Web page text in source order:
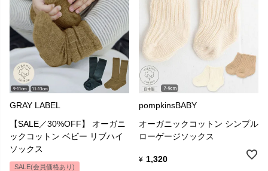
GRAY LABEL
【SALE／30%OFF】 オーガニ
ックコットン ベビー リブハイ
ソックス
SALE(会員価格あり)
pompkinsBABY
オーガニックコットン シンプル
ローゲージソックス
¥ 1,320